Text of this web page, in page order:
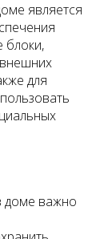
является
блоки,
для
доме важно